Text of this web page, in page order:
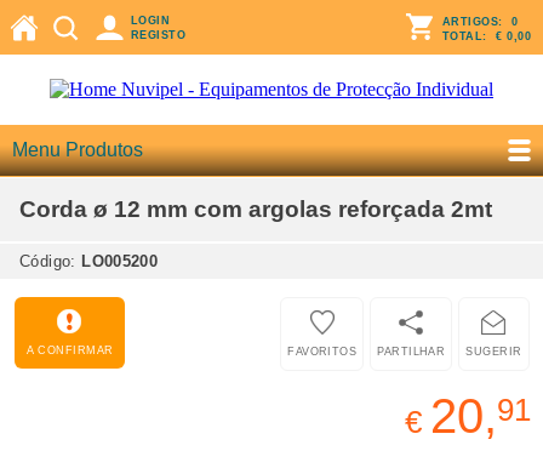
LOGIN
REGISTO
ARTIGOS: 0
TOTAL: € 0,00
Menu Produtos
Corda ø 12 mm com argolas reforçada 2mt
Código: LO005200
A CONFIRMAR SUGERIR
PARTILHAR
FAVORITOS
€ 20,91